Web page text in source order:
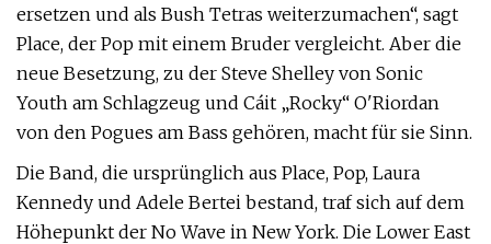
ersetzen und als Bush Tetras weiterzumachen“, sagt
Place, der Pop mit einem Bruder vergleicht. Aber die
neue Besetzung, zu der Steve Shelley von Sonic
Youth am Schlagzeug und Cáit „Rocky“ O'Riordan
von den Pogues am Bass gehören, macht für sie Sinn.
Die Band, die ursprünglich aus Place, Pop, Laura
Kennedy und Adele Bertei bestand, traf sich auf dem
Höhepunkt der No Wave in New York. Die Lower East